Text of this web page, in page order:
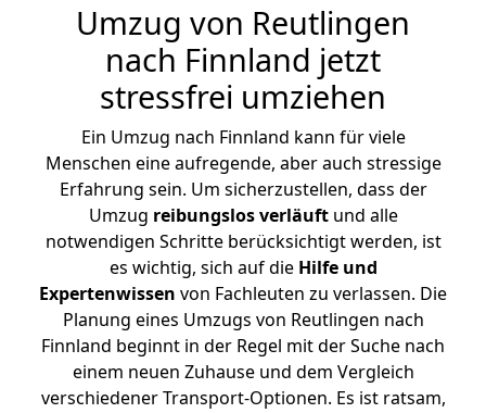
Umzug von Reutlingen
nach Finnland jetzt
stressfrei umziehen
Ein Umzug nach Finnland kann für viele
Menschen eine aufregende, aber auch stressige
Erfahrung sein. Um sicherzustellen, dass der
Umzug reibungslos verläuftund alle
notwendigen Schritte berücksichtigt werden, ist
es wichtig, sich auf die Hilfe und
Expertenwissen von Fachleuten zu verlassen. Die
Planung eines Umzugs von Reutlingen nach
Finnland beginnt in der Regel mit der Suche nach
einem neuen Zuhause und dem Vergleich
verschiedener Transport-Optionen. Es ist ratsam,